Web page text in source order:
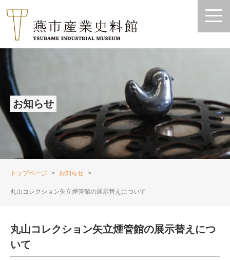
お知らせ
トップページ お知らせ
丸山コレクション矢立煙管館の展示替えについて
丸山コレクション矢立煙管館の展示替えにつ
いて